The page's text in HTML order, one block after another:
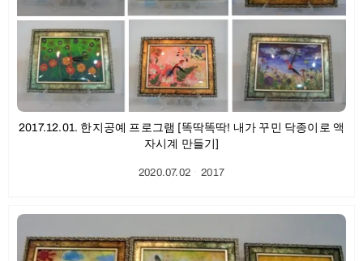
2017.12.01. 한지공예 프로그램 [똑딱똑딱! 내가 꾸민 닥종이로 액
자시계 만들기]
2020.07.02ㆍ2017